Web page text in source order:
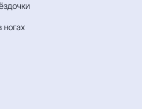
ногах